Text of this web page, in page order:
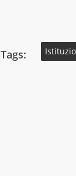
Tags: